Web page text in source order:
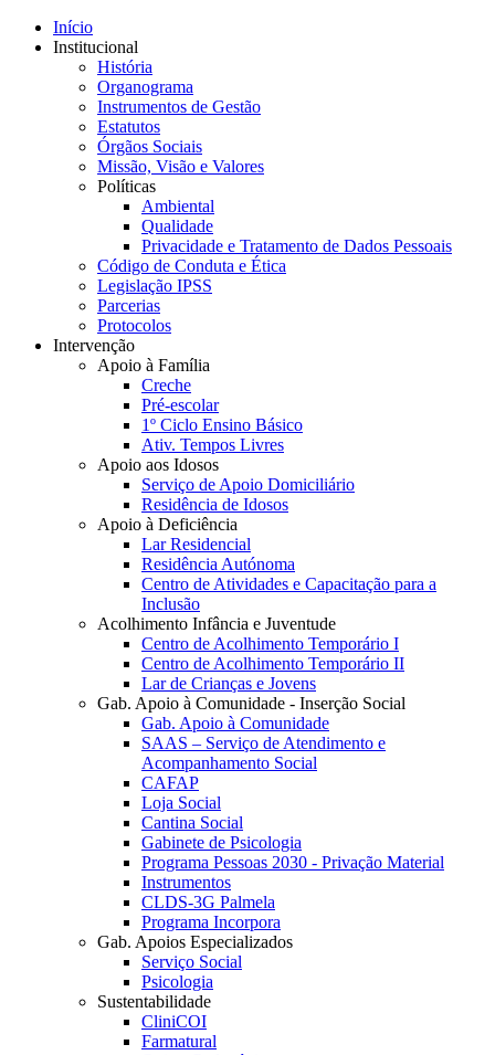
Início
Institucional
História
Organograma
Instrumentos de Gestão
Estatutos
Órgãos Sociais
Missão, Visão e Valores
Políticas
Ambiental
Qualidade
Privacidade e Tratamento de Dados Pessoais
Código de Conduta e Ética
Legislação IPSS
Parcerias
Protocolos
Intervenção
Apoio à Família
Creche
Pré-escolar
1º Ciclo Ensino Básico
Ativ. Tempos Livres
Apoio aos Idosos
Serviço de Apoio Domiciliário
Residência de Idosos
Apoio à Deficiência
Lar Residencial
Residência Autónoma
Centro de Atividades e Capacitação para a
Inclusão
Acolhimento Infância e Juventude
Centro de Acolhimento Temporário I
Centro de Acolhimento Temporário II
Lar de Crianças e Jovens
Gab. Apoio à Comunidade - Inserção Social
Gab. Apoio à Comunidade
SAAS – Serviço de Atendimento e
Acompanhamento Social
CAFAP
Loja Social
Cantina Social
Gabinete de Psicologia
Programa Pessoas 2030 - Privação Material
Instrumentos
CLDS-3G Palmela
Programa Incorpora
Gab. Apoios Especializados
Serviço Social
Psicologia
Sustentabilidade
CliniCOI
Farmatural